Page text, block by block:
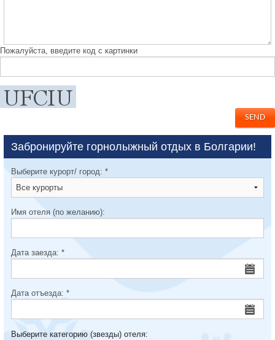
Пожалуйста, введите код с картинки
Забронируйте горнолыжный отдых в Болгарии!
Выберите курорт/ город: *
Имя отеля (по желанию):
Дата заезда: *
Дата отъезда: *
Выберите категорию (звезды) отеля: